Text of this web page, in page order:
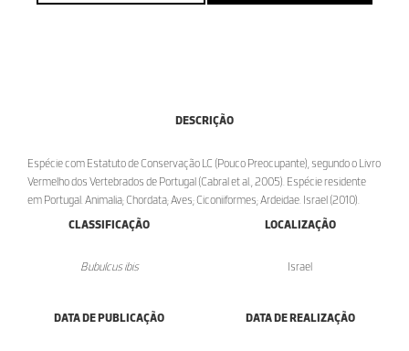
DESCRIÇÃO
Espécie com Estatuto de Conservação LC (Pouco Preocupante), segundo o Livro
Vermelho dos Vertebrados de Portugal (Cabral et al., 2005). Espécie residente
em Portugal. Animalia; Chordata; Aves; Ciconiiformes; Ardeidae. Israel (2010).
CLASSIFICAÇÃO
Bubulcus ibis
LOCALIZAÇÃO
Israel
DATA DE PUBLICAÇÃO DATA DE REALIZAÇÃO